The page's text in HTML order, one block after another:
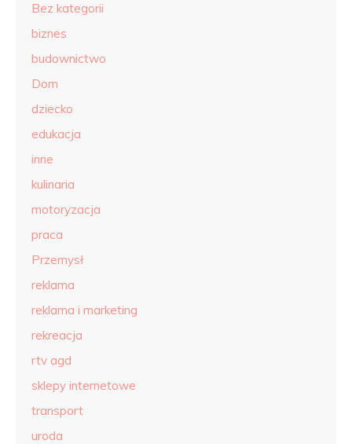
Bez kategorii
biznes
budownictwo
Dom
dziecko
edukacja
inne
kulinaria
motoryzacja
praca
Przemysł
reklama
reklama i marketing
rekreacja
rtv agd
sklepy internetowe
transport
uroda